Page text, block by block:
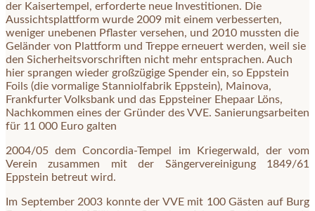
der Kaisertempel, erforderte neue Investitionen. Die
Aussichtsplattform wurde 2009 mit einem verbesserten,
weniger unebenen Pflaster versehen, und 2010 mussten die
Geländer von Plattform und Treppe erneuert werden, weil sie
den Sicherheitsvorschriften nicht mehr entsprachen. Auch
hier sprangen wieder großzügige Spender ein, so Eppstein
Foils (die vormalige Stanniolfabrik Eppstein), Mainova,
Frankfurter Volksbank und das Eppsteiner Ehepaar Löns,
Nachkommen eines der Gründer des VVE. Sanierungsarbeiten
für 11 000 Euro galten
2004/05 dem Concordia-Tempel im Kriegerwald, der vom
Verein zusammen mit der Sängervereinigung 1849/61
Eppstein betreut wird.
Im September 2003 konnte der VVE mit 100 Gästen auf Burg